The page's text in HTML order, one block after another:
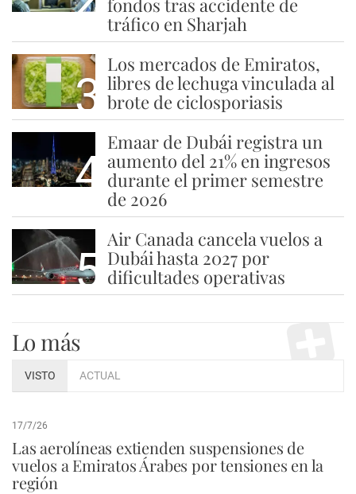
fondos tras accidente de
tráfico en Sharjah
3
Los mercados de Emiratos,
libres de lechuga vinculada al
brote de ciclosporiasis
4
Emaar de Dubái registra un
aumento del 21% en ingresos
durante el primer semestre
de 2026
5
Air Canada cancela vuelos a
Dubái hasta 2027 por
dificultades operativas
Lo más
VISTO ACTUAL
17/7/26
Las aerolíneas extienden suspensiones de
vuelos a Emiratos Árabes por tensiones en la
región